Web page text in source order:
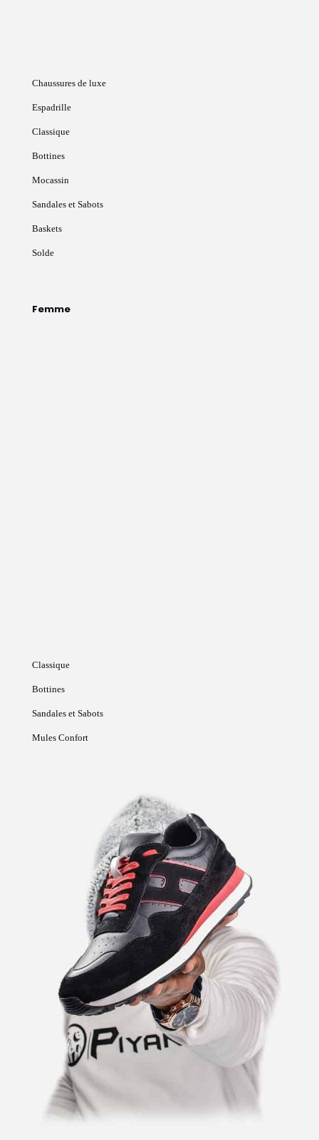
Chaussures de luxe
Espadrille
Classique
Bottines
Mocassin
Sandales et Sabots
Baskets
Solde
Femme
Classique
Bottines
Sandales et Sabots
Mules Confort